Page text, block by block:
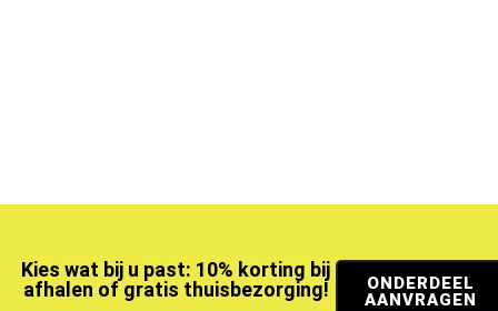
Kies wat bij u past: 10% korting bij
afhalen of gratis thuisbezorging!
ONDERDEEL
AANVRAGEN